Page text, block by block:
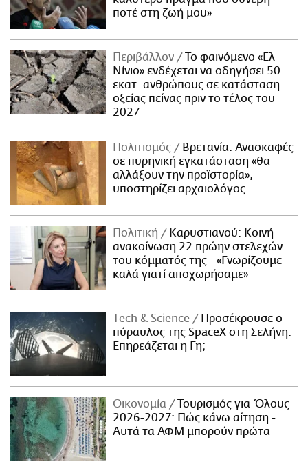
ποτέ στη ζωή μου»
Περιβάλλον
Το φαινόμενο «Ελ
Νίνιο» ενδέχεται να οδηγήσει 50
εκατ. ανθρώπους σε κατάσταση
οξείας πείνας πριν το τέλος του
2027
Πολιτισμός
Βρετανία: Ανασκαφές
σε πυρηνική εγκατάσταση «θα
αλλάξουν την προϊστορία»,
υποστηρίζει αρχαιολόγος
Πολιτική
Καρυστιανού: Κοινή
ανακοίνωση 22 πρώην στελεχών
του κόμματός της - «Γνωρίζουμε
καλά γιατί αποχωρήσαμε»
Τech & Science
Προσέκρουσε ο
πύραυλος της SpaceX στη Σελήνη:
Επηρεάζεται η Γη;
Οικονομία
Τουρισμός για Όλους
2026-2027: Πώς κάνω αίτηση -
Αυτά τα ΑΦΜ μπορούν πρώτα